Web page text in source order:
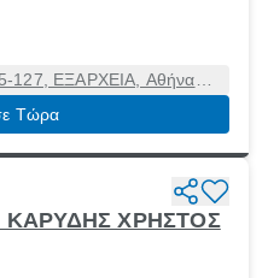
127, ΕΞΑΡΧΕΙΑ, Αθήνα
11472
Τώρα
ΚΑΡΥΔΗΣ ΧΡΗΣΤΟΣ